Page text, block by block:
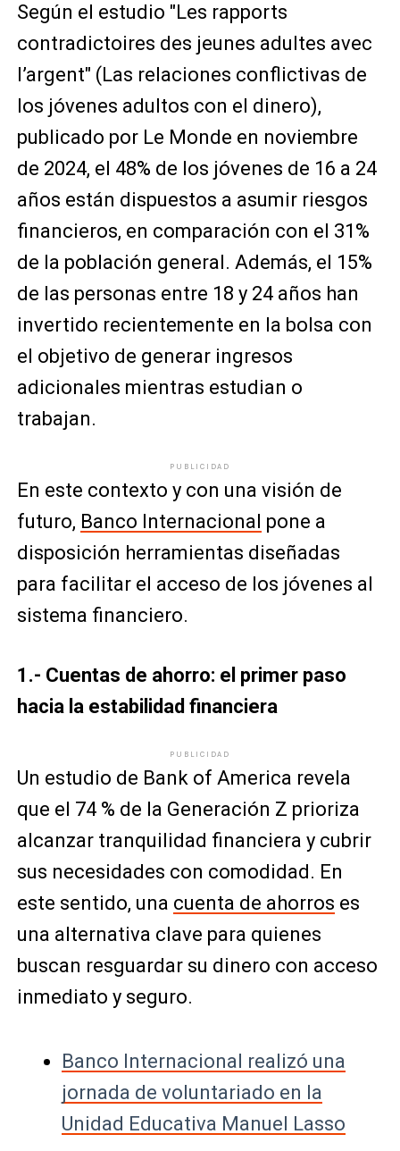
Según el estudio "Les rapports
contradictoires des jeunes adultes avec
l’argent" (Las relaciones conflictivas de
los jóvenes adultos con el dinero),
publicado por Le Monde en noviembre
de 2024, el 48% de los jóvenes de 16 a 24
años están dispuestos a asumir riesgos
financieros, en comparación con el 31%
de la población general. Además, el 15%
de las personas entre 18 y 24 años han
invertido recientemente en la bolsa con
el objetivo de generar ingresos
adicionales mientras estudian o
trabajan.
PUBLICIDAD
En este contexto y con una visión de
futuro, Banco Internacional pone a
disposición herramientas diseñadas
para facilitar el acceso de los jóvenes al
sistema financiero.
1.- Cuentas de ahorro: el primer paso
hacia la estabilidad financiera
PUBLICIDAD
Un estudio de Bank of America revela
que el 74 % de la Generación Z prioriza
alcanzar tranquilidad financiera y cubrir
sus necesidades con comodidad. En
este sentido, una cuenta de ahorros es
una alternativa clave para quienes
buscan resguardar su dinero con acceso
inmediato y seguro.
Banco Internacional realizó una
jornada de voluntariado en la
Unidad Educativa Manuel Lasso